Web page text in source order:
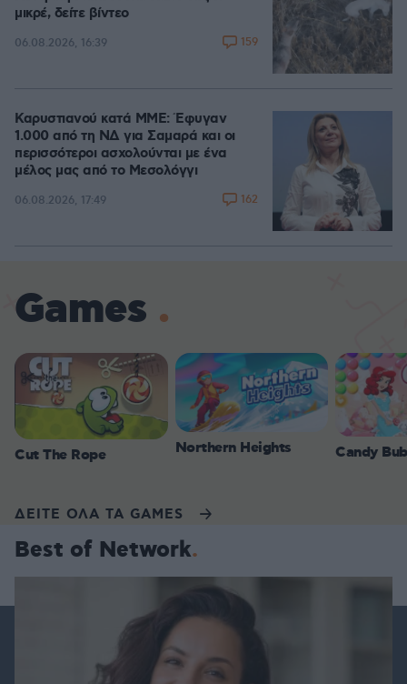
μικρέ, δείτε βίντεο
06.08.2026, 16:39 159
Καρυστιανού κατά ΜΜΕ: Έφυγαν
1.000 από τη ΝΔ για Σαμαρά και οι
περισσότεροι ασχολούνται με ένα
μέλος μας από το Μεσολόγγι
06.08.2026, 17:49 162
Games
Cut The Rope Northern Heights Candy
ΔΕΙΤΕ ΟΛΑ ΤΑ GAMES
Best of Network